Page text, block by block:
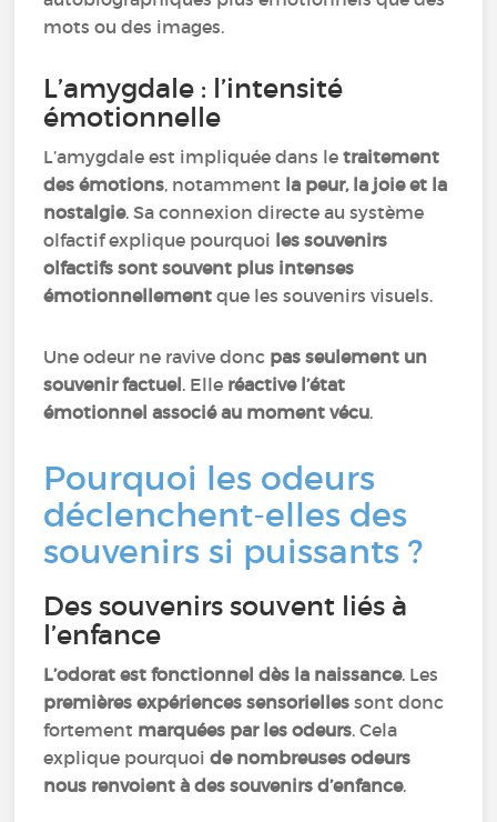
mots ou des images.
L’amygdale : l’intensité
émotionnelle
L’amygdale est impliquée dans letraitement
des émotions, notamment la peur, la joie et la
nostalgie. Sa connexion directe au système
olfactif explique pourquoi les souvenirs
olfactifs sont souvent plus intenses
émotionnellement que les souvenirs visuels.
Une odeur ne ravive donc pas seulement un
souvenir factuel. Elle réactive l’état
émotionnel associé au moment vécu.
Pourquoi les odeurs
déclenchent-elles des
souvenirs si puissants ?
Des souvenirs souvent liés à
l’enfance
L’odorat est fonctionnel dès la naissance. Les
premières expériences sensorielles sont donc
fortement marquées par les odeurs. Cela
explique pourquoide nombreuses odeurs
nous renvoient à des souvenirs d’enfance.